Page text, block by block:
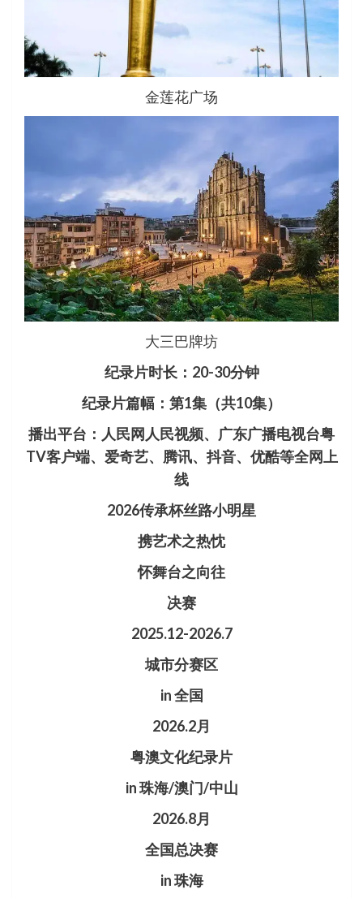
金莲花广场
大三巴牌坊
纪录片时长：20-30分钟
纪录片篇幅：第1集（共10集）
播出平台：人民网人民视频、广东广播电视台粤
TV客户端、爱奇艺、腾讯、抖音、优酷等全网上
线
2026传承杯丝路小明星
携艺术之热忱
怀舞台之向往
决赛
2025.12-2026.7
城市分赛区
in 全国
2026.2月
粤澳文化纪录片
in 珠海/澳门/中山
2026.8月
全国总决赛
in 珠海